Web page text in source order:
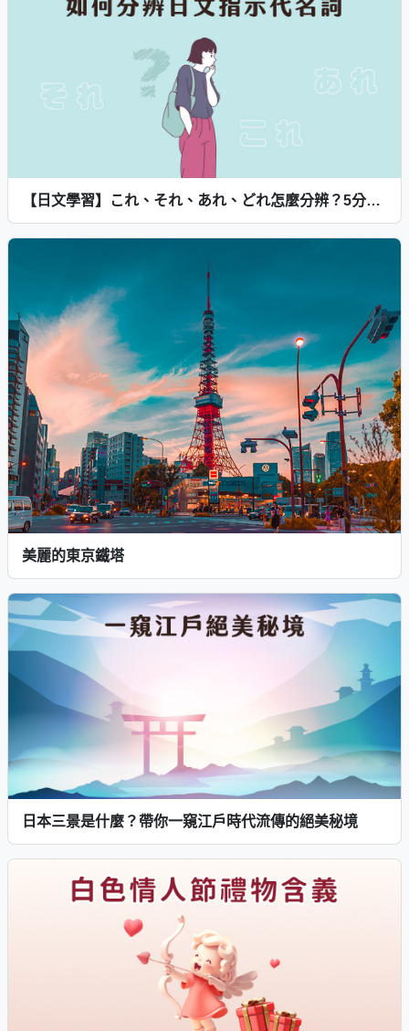
【日文學習】これ、それ、あれ、どれ怎麼分辨？5分鐘一次學會！
美麗的東京鐵塔
日本三景是什麼？帶你一窺江戶時代流傳的絕美秘境